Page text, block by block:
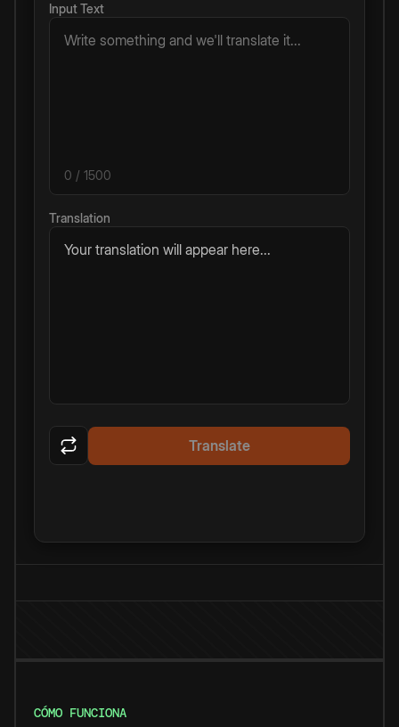
Input Text
0 / 1500
Translation
Your translation will appear here...
Translate
CÓMO FUNCIONA